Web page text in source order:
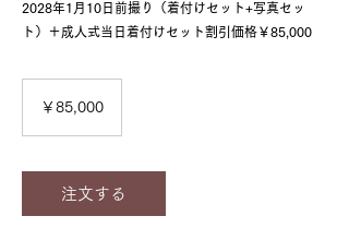
2028年1月10日前撮り（着付けセット+写真セッ
ト）＋成人式当日着付けセット割引価格￥85,000
￥85,000
注文する